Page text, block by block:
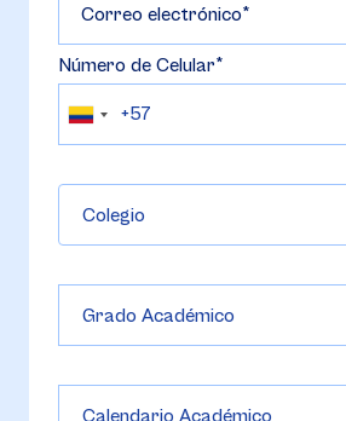
Correo electrónico
Número de Celular
Colegio